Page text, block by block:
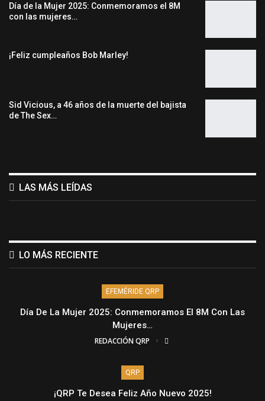
Día de la Mujer 2025: Conmemoramos el 8M
con las mujeres…
¡Feliz cumpleaños Bob Marley!
Sid Vicious, a 46 años de la muerte del bajista
de The Sex…
LAS MÁS LEÍDAS
LO MÁS RECIENTE
EFEMÉRIDE QRP
Día De La Mujer 2025: Conmemoramos El 8M Con Las
Mujeres…
REDACCIÓN QRP
QRP
¡QRP Te Desea Feliz Año Nuevo 2025!